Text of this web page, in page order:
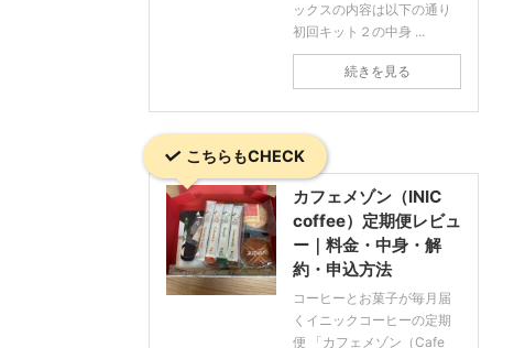
ックスの内容は以下の通り
初回キット２の中身 ...
続きを見る
こちらもCHECK
カフェメゾン（INIC
coffee）定期便レビュ
ー｜料金・中身・解
約・申込方法
コーヒーとお菓子が毎月届
くイニックコーヒーの定期
便 「カフェメゾン（Cafe